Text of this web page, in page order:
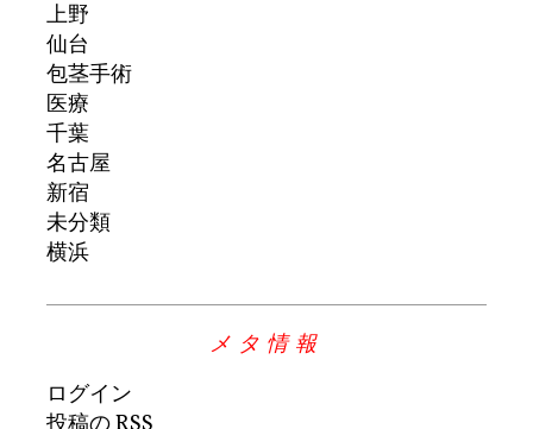
上野
仙台
包茎手術
医療
千葉
名古屋
新宿
未分類
横浜
メタ情報
ログイン